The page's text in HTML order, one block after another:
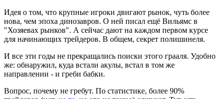
Идея о том, что крупные игроки двигают рынок, чуть более
нова, чем эпоха динозавров. О ней писал ещё Вильямс в
"Хозяевах рынков". А сейчас дают на каждом первом курсе
для начинающих трейдеров. В общем, секрет полишинеля.
И все эти годы не прекращались поиски этого грааля. Удобно
же: обнаружил, куда встали акулы, встал в том же
направлении - и греби бабки.
Вопрос, почему не гребут. По статистике, более 90%